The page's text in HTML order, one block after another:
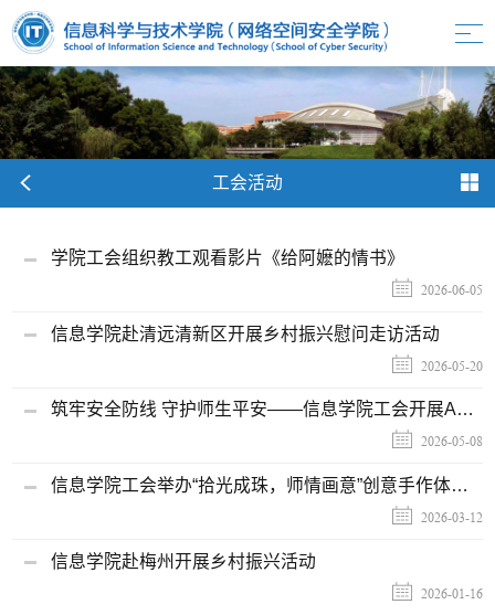
工会活动
学院工会组织教工观看影片《给阿嬷的情书》
2026-06-05
信息学院赴清远清新区开展乡村振兴慰问走访活动
2026-05-20
筑牢安全防线 守护师生平安——信息学院工会开展AED急救培训及消防安全培训
2026-05-08
信息学院工会举办“拾光成珠，师情画意”创意手作体验活动
2026-03-12
信息学院赴梅州开展乡村振兴活动
2026-01-16